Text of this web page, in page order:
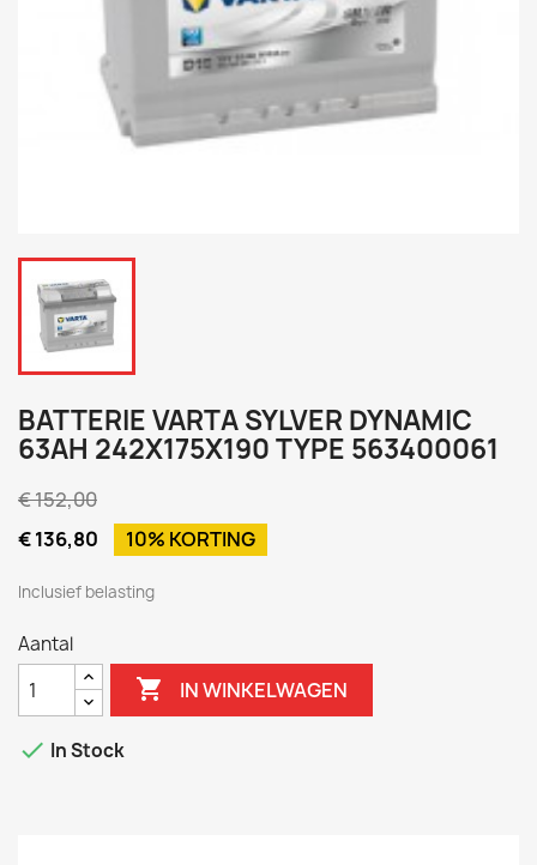
BATTERIE VARTA SYLVER DYNAMIC
63AH 242X175X190 TYPE 563400061
€ 152,00
€ 136,80
10% KORTING
Inclusief belasting
Aantal
 IN WINKELWAGEN
 In Stock